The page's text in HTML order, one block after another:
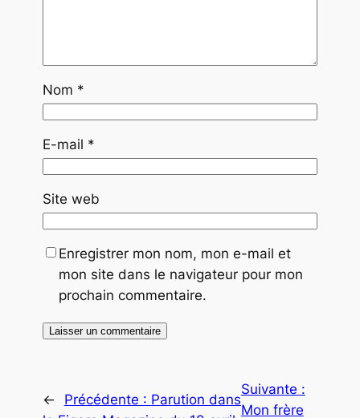
Nom *
E-mail *
Site web
Enregistrer mon nom, mon e-mail et
mon site dans le navigateur pour mon
prochain commentaire.
← Précédente : Parution dans
Suivante :
Mon frère